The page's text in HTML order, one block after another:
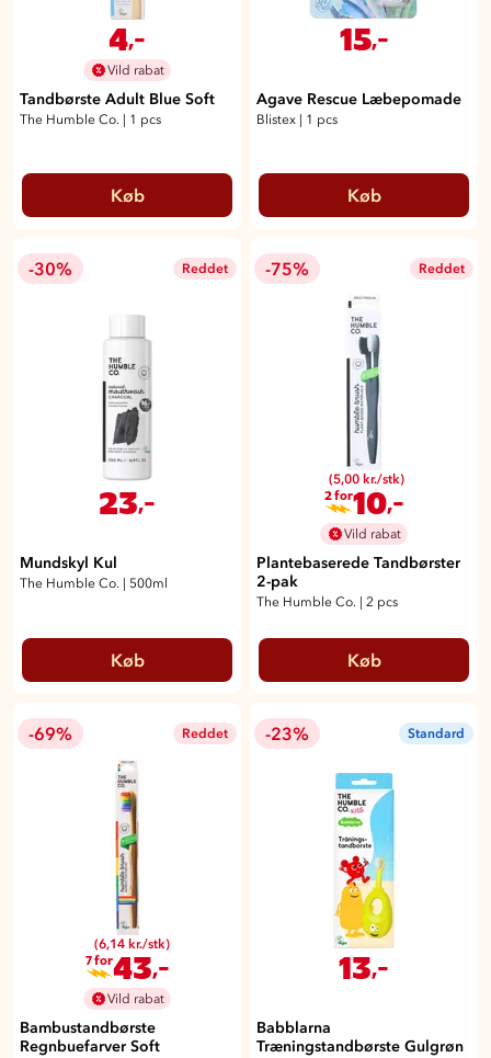
4 ,-
Vild rabat
Tandbørste Adult Blue Soft
The Humble Co. | 1 pcs
Køb
15,-
Agave Rescue Læbepomade
Blistex | 1 pcs
Køb
-30% Reddet
23,-
Mundskyl Kul
The Humble Co. 500ml
Køb
-75% Reddet
(5,00 kr./stk)
2 for10,-
Vild rabat
Plantebaserede Tandbørster
2-pak
The Humble Co. 2 pcs
Køb
-69% Reddet
(6,14 kr./stk)
7 for43 ,-
Vild rabat
Bambustandbørste
Regnbuefarver Soft
-23% Standard
13 ,-
Babblarna
Træningstandbørste Gulgrøn